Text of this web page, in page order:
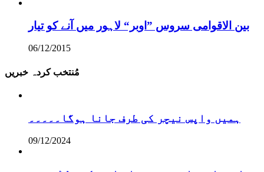
بین الاقوامی سروس ”اوبر“ لاہور میں آنے کو تیار
06/12/2015
مُنتخب کردہ خبریں
ہمیں واپس نیچر کی طرف جانا ہوگا۔۔۔۔۔
09/12/2024